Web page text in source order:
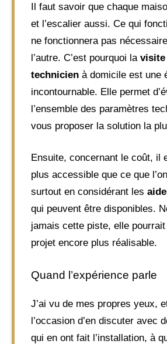
Il faut savoir que chaque
et l’escalier aussi. Ce qui
ne fonctionnera pas
l’autre. C’est pourquoi la visite
technicien à domicile est une
incontournable. Elle permet
l’ensemble des paramètres
vous proposer la solution la
Ensuite, concernant le coût, il
plus accessible que ce que
surtout en considérant les
qui peuvent être disponibles.
jamais cette piste, elle
projet encore plus réalisable.
Quand l’expérience parle
J’ai vu de mes propres yeux,
l’occasion d’en discuter avec
qui en ont fait l’installation, à